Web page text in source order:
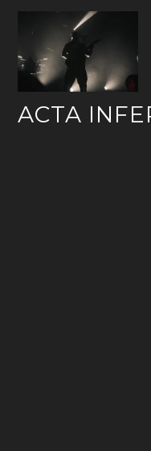
content
ACTA